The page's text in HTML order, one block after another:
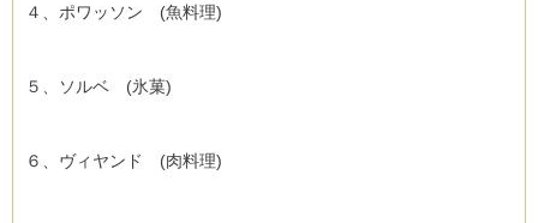
４、ポワッソン (魚料理)
５、ソルベ (氷菓)
６、ヴィヤンド (肉料理)